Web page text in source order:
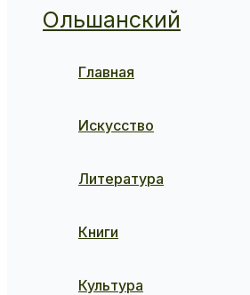
Ольшанский
Главная
Искусство
Литература
Книги
Культура